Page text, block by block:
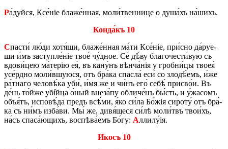
Ра́дуй­ся, Ксе́ніе бла­же́н­ная, мо­ли́­твен­ни­це о ду­ша́хъ на́­шихъ.
Кон­да́къ 10
Спа­сти́ лю́ди хотя́щи, бла­же́н­ная ма́ти Ксе́ніе, при́­сно да́руе­
ши и́мъ за­ступле́ніе твое́ чу́д­ное. Се́ дѣ́ву бла­го­че­сти́вую съ
вдо­ви́­цею ма́­те­рію ея́, въ кану́нъ вѣн­ча́­нія у гроб­ни́­цы твоея́
усе́рд­но мо­ли́в­шую­ся, отъ бра́­ка спа­с­ла́ еси́ со зло­дѣ́­емъ, и́же
ра́т­на­го че­ло­вѣ́­ка уби́, и́мя же и чи́нъ его́ себѣ́ при­сво́и. Въ
де́нь то́й­же убíйца о́ный вне­за́­пу об­ли­че́нъ бы́сть, и у́жа­сомъ
объя́тъ, ис­по­вѣ́­да предъ всѣ́­ми, я́ко си́ла Бо́жія си­ро­ту́ отъ бра́­
ка съ ни́мъ из­ба́­ви. Мы́ же, дивя́щеся си́лѣ мо­ли́твъ тво­и́хъ,
на́съ спа­са́­ю­щихъ, вос­пѣ­ва́­емъ Бо́гу: Алли­лу́ія.
Икосъ 10